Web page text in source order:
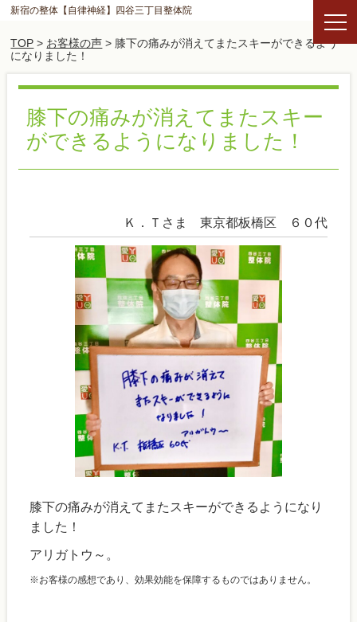
新宿の整体【自律神経】四谷三丁目整体院
TOP > お客様の声 > 膝下の痛みが消えてまたスキーができるよう
になりました！
膝下の痛みが消えてまたスキー
ができるようになりました！
Ｋ．Ｔさま 東京都板橋区 ６０代
膝下の痛みが消えてまたスキーができるようになり
ました！
アリガトウ～。
※お客様の感想であり、効果効能を保障するものではありません。